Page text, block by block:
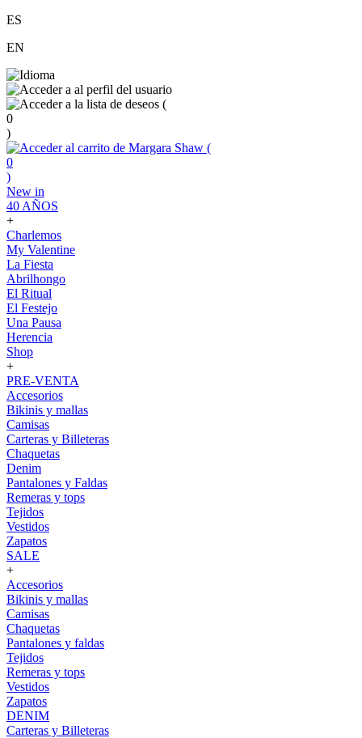
ES
EN
(
0
)
(
0
)
New in
40 AÑOS
+
Charlemos
My Valentine
La Fiesta
Abrilhongo
El Ritual
El Festejo
Una Pausa
Herencia
Shop
+
PRE-VENTA
Accesorios
Bikinis y mallas
Camisas
Carteras y Billeteras
Chaquetas
Denim
Pantalones y Faldas
Remeras y tops
Tejidos
Vestidos
Zapatos
SALE
+
Accesorios
Bikinis y mallas
Camisas
Chaquetas
Pantalones y faldas
Tejidos
Remeras y tops
Vestidos
Zapatos
DENIM
Carteras y Billeteras